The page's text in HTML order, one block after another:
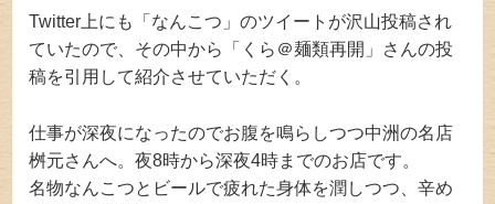
Twitter上にも「なんこつ」のツイートが沢山投稿され
ていたので、その中から「くら＠麺類再開」さんの投
稿を引用して紹介させていただく。
仕事が深夜になったのでお腹を鳴らしつつ中洲の名店
桝元さんへ。夜8時から深夜4時までのお店です。
名物なんこつとビールで疲れた身体を潤しつつ、辛め